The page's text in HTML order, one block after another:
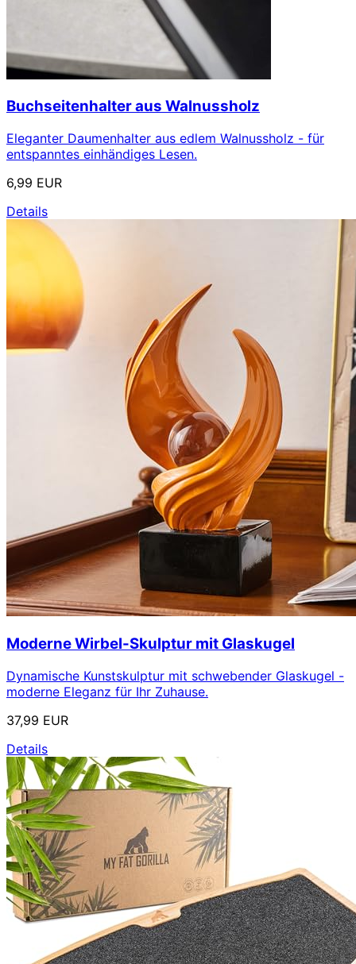
Buchseitenhalter aus Walnussholz
Eleganter Daumenhalter aus edlem Walnussholz - für
entspanntes einhändiges Lesen.
6,99 EUR
Details
Moderne Wirbel-Skulptur mit Glaskugel
Dynamische Kunstskulptur mit schwebender Glaskugel -
moderne Eleganz für Ihr Zuhause.
37,99 EUR
Details